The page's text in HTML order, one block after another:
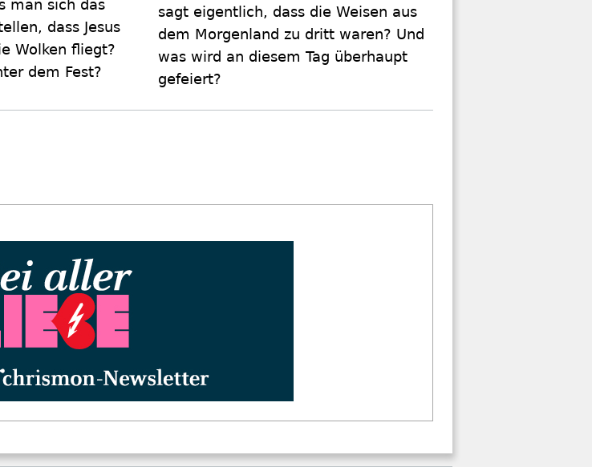
man sich das
dass Jesus
Wolken fliegt?
dem Fest?
sagt eigentlich, dass die Weisen aus
dem Morgenland zu dritt waren? Und
was wird an diesem Tag überhaupt
gefeiert?